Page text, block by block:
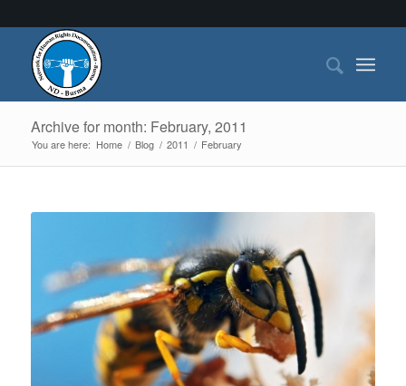
Archive for month: February, 2011
You are here: Home / Blog / 2011 / February